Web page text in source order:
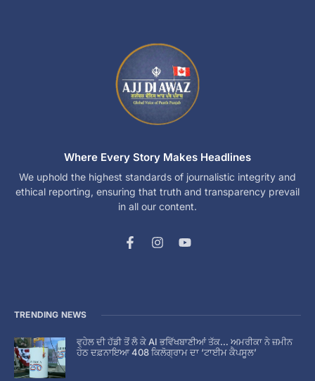
Where Every Story Makes Headlines
We uphold the highest standards of journalistic integrity and
ethical reporting, ensuring that truth and transparency prevail
in all our content.
TRENDING NEWS
ਵ੍ਹੇਲ ਦੀ ਹੱਡੀ ਤੋਂ ਲੈ ਕੇ AI ਭਵਿੱਖਬਾਣੀਆਂ ਤੱਕ… ਅਮਰੀਕਾ ਨੇ ਜ਼ਮੀਨ
ਹੇਠ ਦਫ਼ਨਾਇਆ 408 ਕਿਲੋਗ੍ਰਾਮ ਦਾ ‘ਟਾਈਮ ਕੈਪਸੂਲ’